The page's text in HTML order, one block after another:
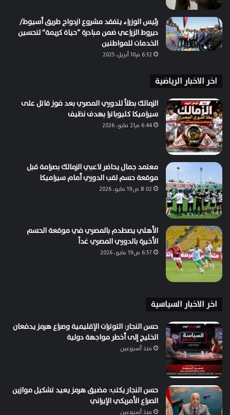
رئيس الوزراء يتفقد مشروع ازدواج طريق أسيوط/
ديروط الزراعي ضمن مبادرة “حياة كريمة” لتحسين
الخدمات للمواطنين
6:32 م10 أبريل، 2025
اخر الاخبار الرياضية
الزمالك بطلاً للدوري المصري بعد فوز قاتل على
سيراميكا كليوباترا بهدف نظيف
6:44 م21 مايو، 2026
معتمد جمال يحاضر لاعبي الزمالك بصرامة قبل
موقعة حسم لقب الدوري أمام سيراميكا
8:02 ص19 مايو، 2026
الأهلي يصطدم بالمصري في موقعة الحسم
الأخيرة بالدوري المصري غداً
6:57 ص19 مايو، 2026
اخر الاخبار السياسية
حسن النجار: التوترات الإقليمية وصراع هرمز يدفعان
الخليج إلى أخطر مواجهة دولية
منذ أسبوعين
حسن النجار يكتب: مضيق هرمز يعيد تشكيل موازين
الصراع الأمريكي الإيراني
منذ أسبوعين